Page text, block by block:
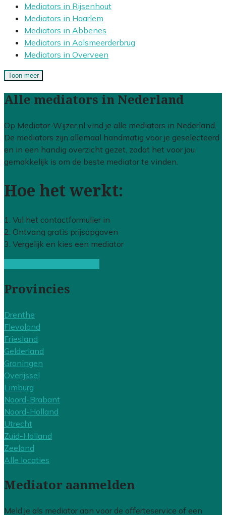
Mediators in Rijsenhout
Mediators in Haarlem
Mediators in Abbenes
Mediators in Aalsmeerderbrug
Mediators in Overveen
Toon meer
Alle mediators in Nederland
Op Mediator-Wijzer.nl vind je alle mediators in Nederland.
De mediators zijn allemaal handmatig voor je geselecteerd
en in een handig overzicht gezet, zodat het voor jou
gemakkelijk is om de beste mediator te vinden.
Hoe het werkt:
1. Vul het contactformulier in
2. Ontvang gratis prijsopgaven
3. Vergelijk en kies een mediator
Provincies
Drenthe
Flevoland
Friesland
Gelderland
Groningen
Overijssel
Limburg
Noord-Brabant
Noord-Holland
Utrecht
Zuid-Holland
Zeeland
Alle locaties
Mediator aanmelden
Meld je als mediator aan voor de offerteservice of een